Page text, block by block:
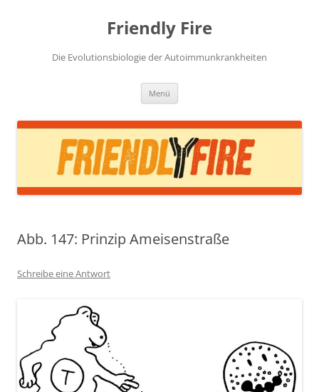
Friendly Fire
Die Evolutionsbiologie der Autoimmunkrankheiten
Menü
Abb. 147: Prinzip Ameisenstraße
Schreibe eine Antwort